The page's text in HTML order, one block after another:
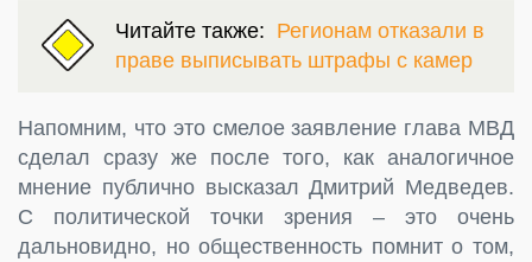
Читайте также: Регионам отказали в
праве выписывать штрафы с камер
Напомним, что это смелое заявление глава МВД
сделал сразу же после того, как аналогичное
мнение публично высказал Дмитрий Медведев.
С политической точки зрения – это очень
дальновидно, но общественность помнит о том,